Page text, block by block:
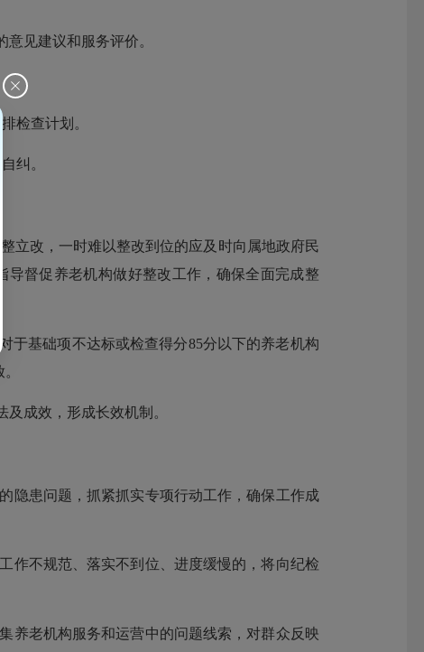
见建议和服务评价。
检查计划。
纠。
改，一时难以整改到位的应及时向属地政府民
督促养老机构做好整改工作，确保全面完成整
基础项不达标或检查得分85分以下的养老机构
成效，形成长效机制。
患问题，抓紧抓实专项行动工作，确保工作成
不规范、落实不到位、进度缓慢的，将向纪检
老机构服务和运营中的问题线索，对群众反映